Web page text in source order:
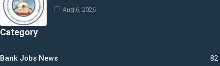
Aug 6, 2026
Category
Bank Jobs News 82